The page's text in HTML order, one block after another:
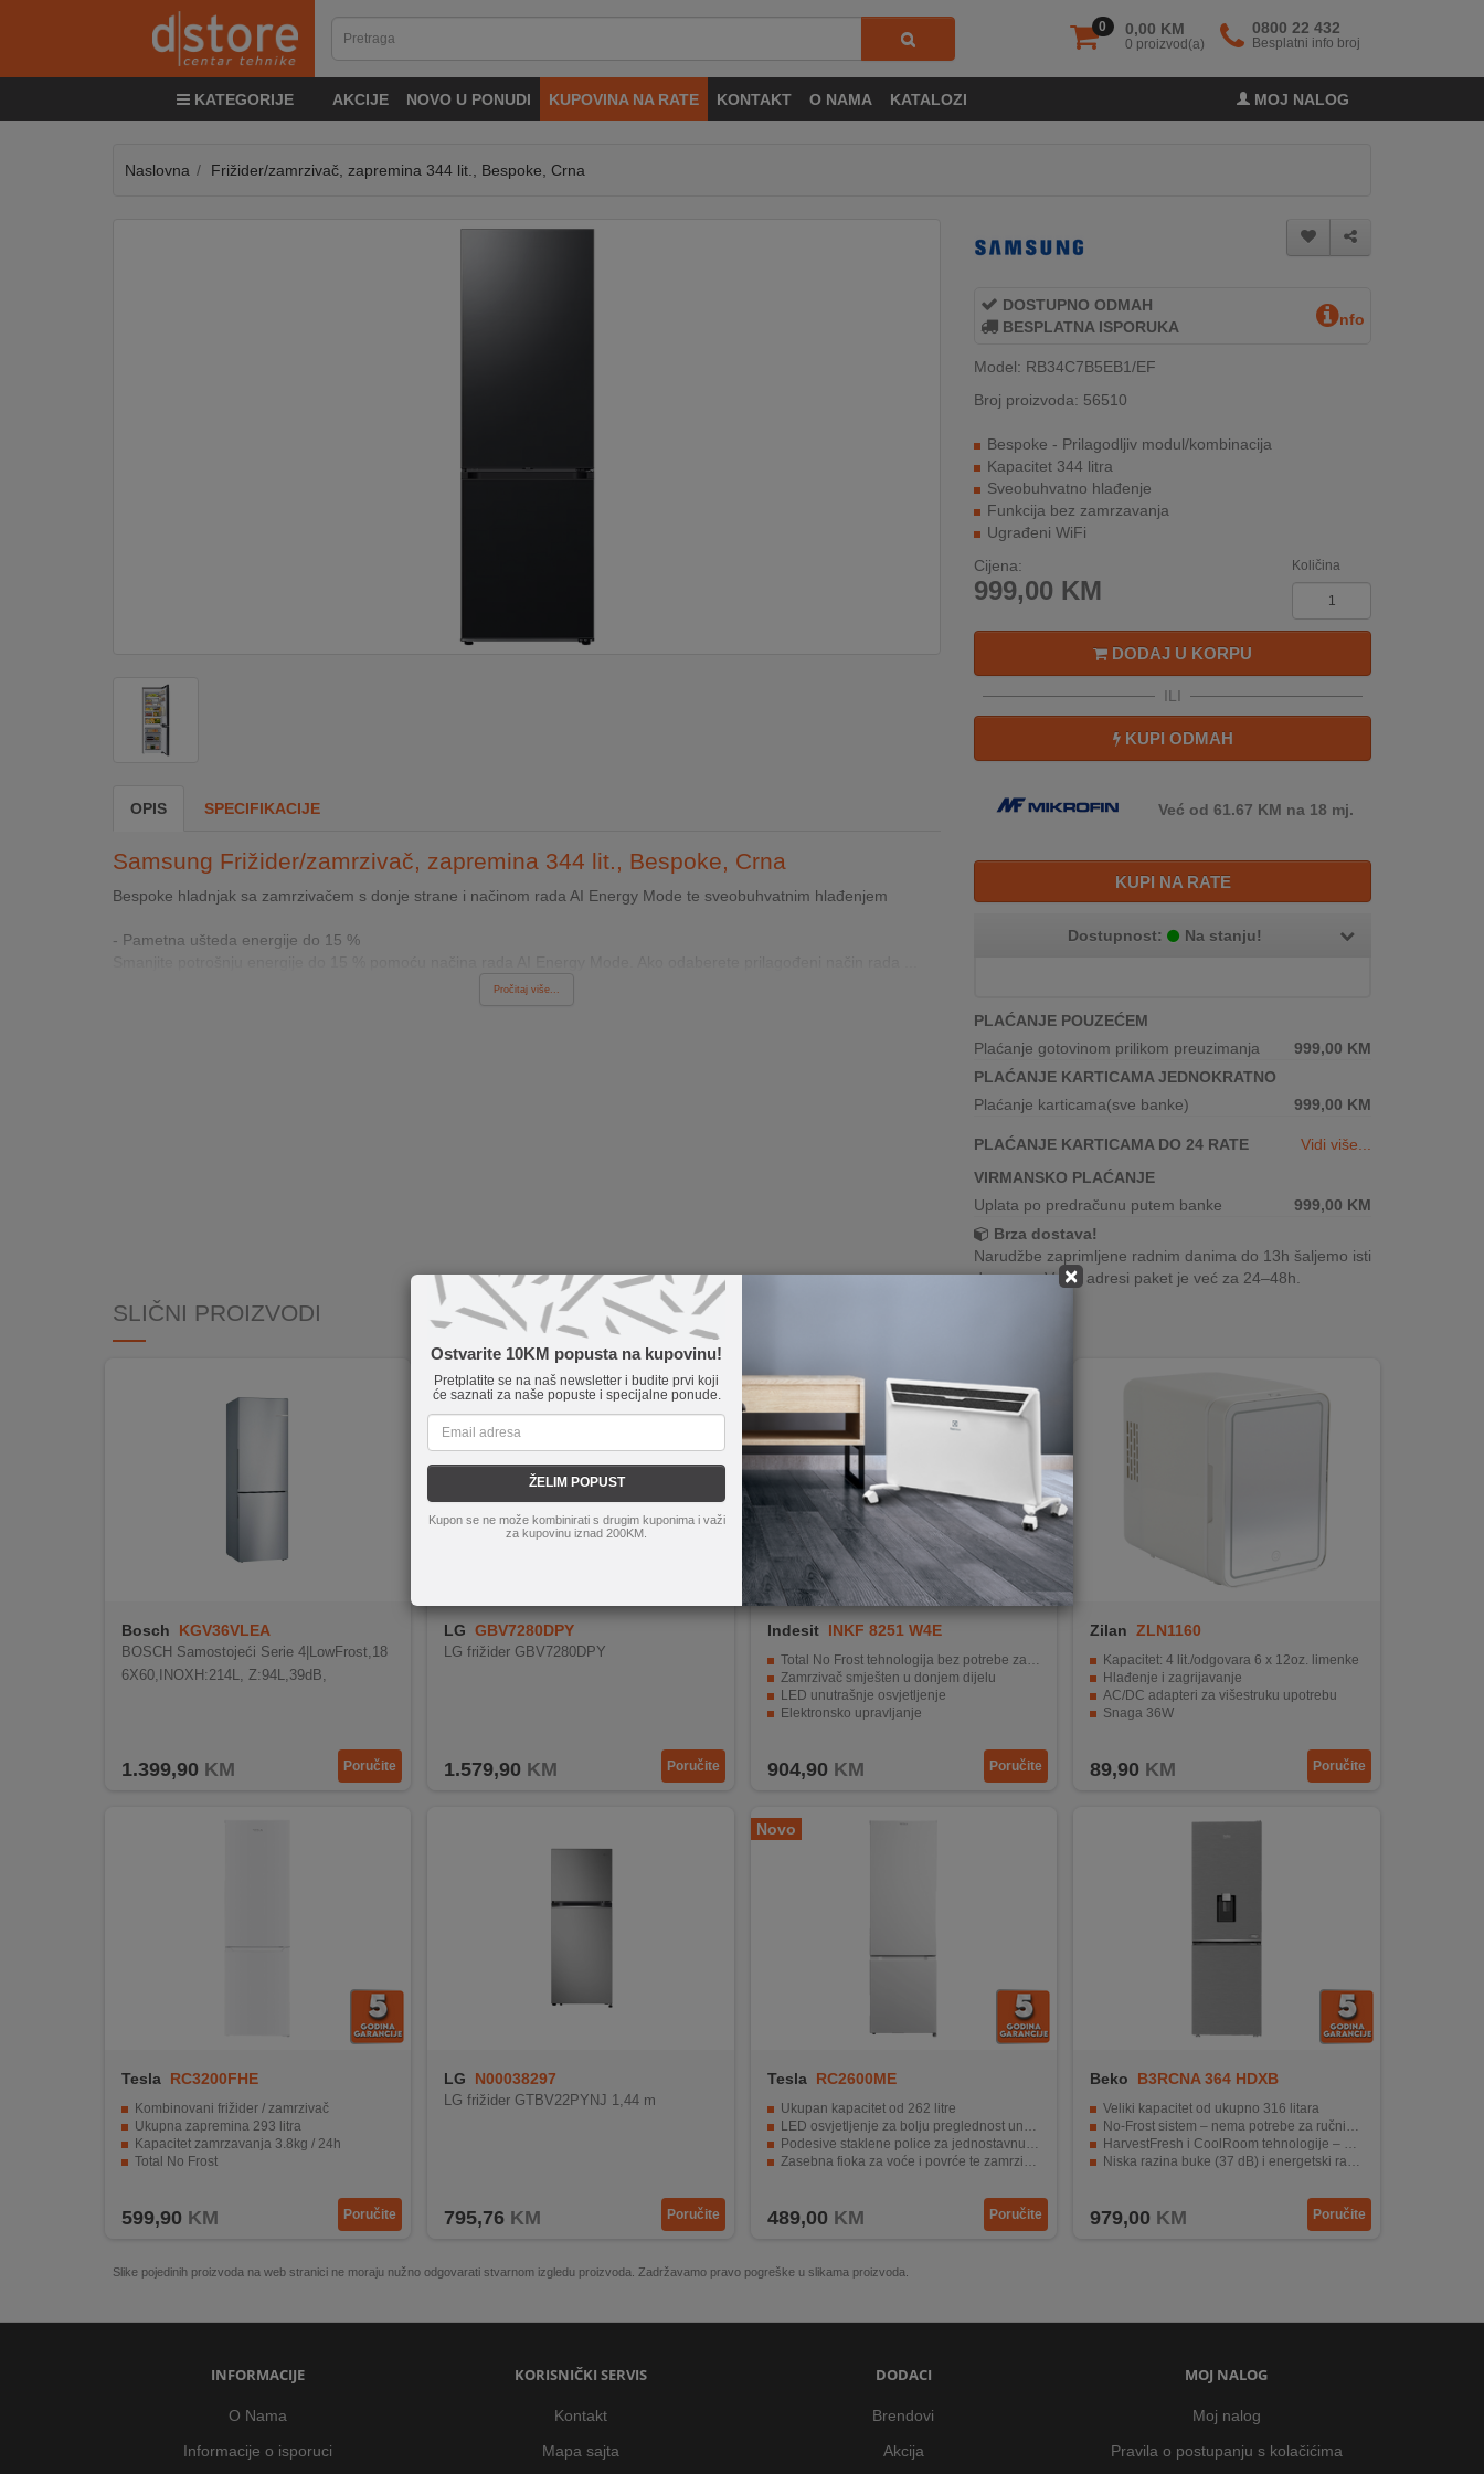
0 0,00 KM
0 proizvod(a)
0800 22 432
Besplatni info broj
KATEGORIJE AKCIJE NOVO U PONUDI KUPOVINA NA RATE KONTAKT O NAMA KATALOZI MOJ NALOG
&
×
Ostvarite 10KM popusta na kupovinu!
Pretplatite se na naš newsletter i budite prvi koji
će saznati za naše popuste i specijalne ponude.
ŽELIM POPUST
Kupon se ne može kombinirati s drugim kuponima i važi
za kupovinu iznad 200KM.
Naslovna Frižider/zamrzivač, zapremina 344 lit., Bespoke, Crna
OPIS SPECIFIKACIJE
Samsung Frižider/zamrzivač, zapremina 344 lit., Bespoke, Crna
Bespoke hladnjak sa zamrzivačem s donje strane i načinom rada AI Energy Mode te sveobuhvatnim hlađenjem
- Pametna ušteda energije do 15 %
Pročitaj više...
DOSTUPNO ODMAH
BESPLATNA ISPORUKA
nfo
Model: RB34C7B5EB1/EF
Broj proizvoda: 56510
Bespoke - Prilagodljiv modul/kombinacija
Kapacitet 344 litra
Sveobuhvatno hlađenje
Funkcija bez zamrzavanja
Ugrađeni WiFi
Cijena:
999,00 KM
Količina
DODAJ U KORPU
ILI
KUPI ODMAH
Već od 61.67 KM na 18 mj.
KUPI NA RATE
Dostupnost: Na stanju!
PLAĆANJE POUZEĆEM
Plaćanje gotovinom prilikom preuzimanja
999,00 KM
PLAĆANJE KARTICAMA JEDNOKRATNO
Plaćanje karticama(sve banke)
999,00 KM
PLAĆANJE KARTICAMA DO 24 RATE
Vidi više...
VIRMANSKO PLAĆANJE
Uplata po predračunu putem banke
999,00 KM
Brza dostava!
Narudžbe zaprimljene radnim danima do 13h šaljemo isti
dan, a na Vašoj adresi paket je već za 24–48h.
SLIČNI PROIZVODI
Bosch KGV36VLEA
BOSCH Samostojeći Serie 4|LowFrost,18
6X60,INOXH:214L, Z:94L,39dB,
1.399,90 KM Poručite
LG GBV7280DPY
LG frižider GBV7280DPY
1.579,90 KM Poručite
Novo
Indesit INKF 8251 W4E
Total No Frost tehnologija bez potrebe za odmrzavanjem
Zamrzivač smješten u donjem dijelu
LED unutrašnje osvjetljenje
Elektronsko upravljanje
904,90 KM Poručite
Zilan ZLN1160
Kapacitet: 4 lit./odgovara 6 x 12oz. limenke
Hlađenje i zagrijavanje
AC/DC adapteri za višestruku upotrebu
Snaga 36W
89,90 KM Poručite
Tesla RC3200FHE
Kombinovani frižider / zamrzivač
Ukupna zapremina 293 litra
Kapacitet zamrzavanja 3.8kg / 24h
Total No Frost
599,90 KM Poručite
LG N00038297
LG frižider GTBV22PYNJ 1,44 m
795,76 KM Poručite
Novo
Tesla RC2600ME
Ukupan kapacitet od 262 litre
LED osvjetljenje za bolju preglednost unutrašnjosti
Podesive staklene police za jednostavnu organizaciju namirnica
Zasebna fioka za voće i povrće te zamrzivač s 4 zvjezdice
489,00 KM Poručite
Beko B3RCNA 364 HDXB
Veliki kapacitet od ukupno 316 litara
No-Frost sistem – nema potrebe za ručnim odleđivanjem
HarvestFresh i CoolRoom tehnologije – duže svježina voća, povrća i većih količina hrane
Niska razina buke (37 dB) i energetski razred E – tiši rad i efikasnija potrošnja
979,00 KM Poručite
Slike pojedinih proizvoda na web stranici ne moraju nužno odgovarati stvarnom izgledu proizvoda. Zadržavamo pravo pogreške u slikama proizvoda.
INFORMACIJE
O Nama
Informacije o isporuci
KORISNIČKI SERVIS
Kontakt
Mapa sajta
DODACI
Brendovi
Akcija
MOJ NALOG
Moj nalog
Pravila o postupanju s kolačićima